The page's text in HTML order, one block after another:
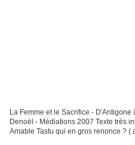
La Femme et le Sacrifice - D'Antigone
Denoël - Médiations 2007 Texte très
Amable Tastu qui en gros renonce ? (